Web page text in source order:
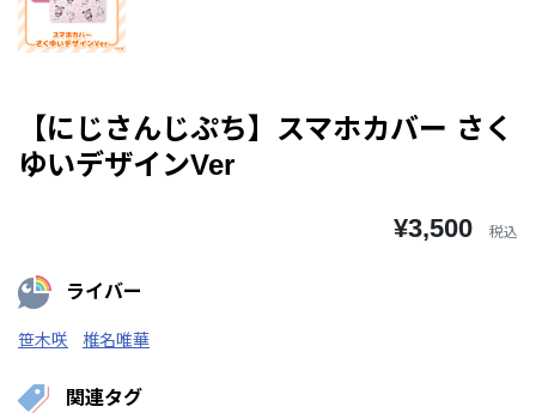
【にじさんじぷち】スマホカバー さく
ゆいデザインVer
¥3,500 税込
ライバー
笹木咲 椎名唯華
関連タグ